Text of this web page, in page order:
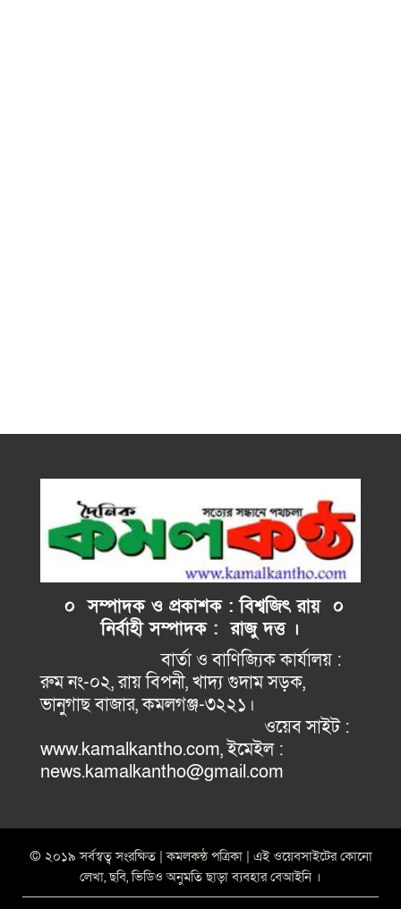
০ সম্পাদক ও প্রকাশক : বিশ্বজিৎ রায় ০
নির্বাহীসম্পাদক : রাজু দত্ত ।
বার্তা ও বাণিজ্যিক কার্যালয় :
রুম নং-০২, রায় বিপনী, খাদ্য গুদাম সড়ক,
ভানুগাছ বাজার, কমলগঞ্জ-৩২২১।
ওয়েব সাইট :
www.kamalkantho.com, ইমেইল :
news.kamalkantho@gmail.com
© ২০১৯ সর্বস্বত্ব সংরক্ষিত | কমলকন্ঠ পত্রিকা | এই ওয়েবসাইটের কোনো
লেখা, ছবি, ভিডিও অনুমতি ছাড়া ব্যবহার বেআইনি ।